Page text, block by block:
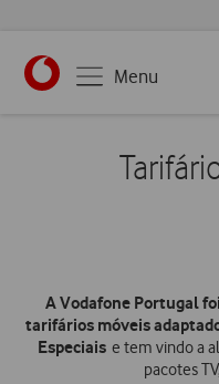
Menu
A Vodafone Portugal
tarifários móveis
Especiais e tem vindo a
pacotes